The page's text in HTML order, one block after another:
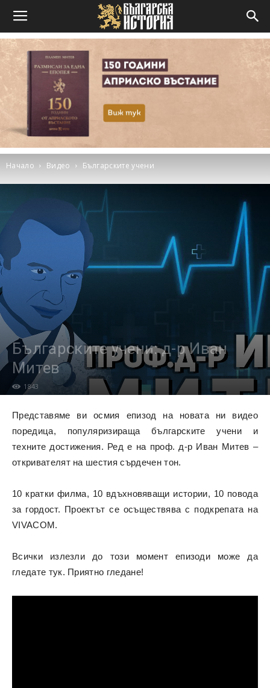
Начало Видео Българските учени
Българските учени: д-р Иван
Митев
1843
Представяме ви осмия епизод на новата ни видео
поредица, популяризираща българските учени и
техните достижения. Ред е на проф. д-р Иван Митев –
откривателят на шестия сърдечен тон.
10 кратки филма, 10 вдъхновяващи истории, 10 повода
за гордост. Проектът се осъществява с подкрепата на
VIVACOM.
Всички излезли до този момент епизоди може да
гледате тук. Приятно гледане!